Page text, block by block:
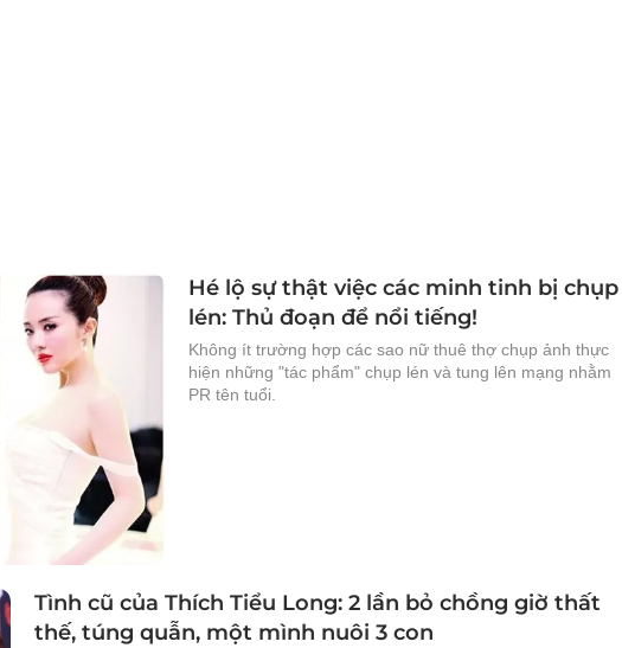
Hé lộ sự thật việc các minh tinh bị chụp
lén: Thủ đoạn để nổi tiếng!
Không ít trường hợp các sao nữ thuê thợ chụp ảnh thực
hiện những "tác phẩm" chụp lén và tung lên mạng nhằm
PR tên tuổi.
Tình cũ của Thích Tiểu Long: 2 lần bỏ chồng giờ thất
thế, túng quẫn, một mình nuôi 3 con